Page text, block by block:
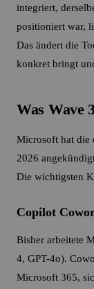
integriert,
positioniert war,
Das ändert die
konkret bringt
Was Wave
Microsoft hat die
2026
Die wichtigsten
Copilot
Bisher arbeitete
4, GPT-4o).
Microsoft 365,